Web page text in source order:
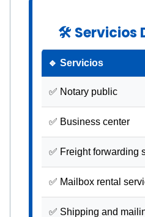
🛠 Servicios
🔹 Servicios
✅ Notary public
✅ Business center
✅ Freight forwarding
✅ Mailbox rental
✅ Shipping and